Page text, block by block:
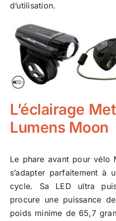
d’utilisation.
L’éclairage
Lumens Moon
Le phare avant pour vélo
s’adapter parfaitement à
cycle. Sa LED ultra
procure une puissance
poids minime de 65,7